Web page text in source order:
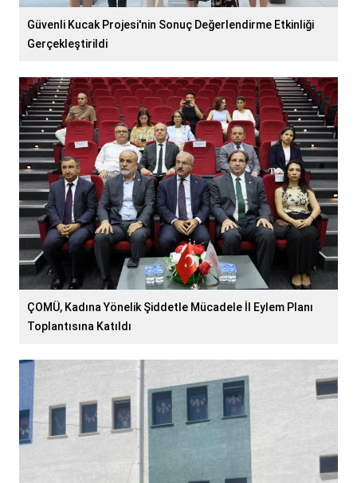
Güvenli Kucak Projesi'nin Sonuç Değerlendirme Etkinliği
Gerçekleştirildi
ÇOMÜ, Kadına Yönelik Şiddetle Mücadele İl Eylem Planı
Toplantısına Katıldı